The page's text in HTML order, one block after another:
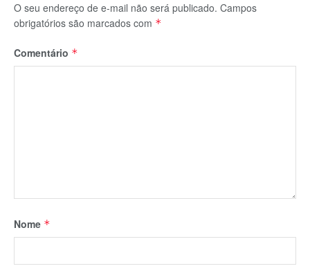
O seu endereço de e-mail não será publicado. Campos
obrigatórios são marcados com *
Comentário *
Nome *